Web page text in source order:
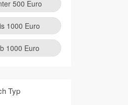
500 Euro
1000 Euro
1000 Euro
Typ